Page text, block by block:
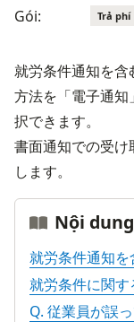
Gói: Trả phí
就労条件通知を含
方法を「電子通
択できます。
書面通知での受
します。
Nội
就労条件通知
就労条件に関
Q. 従業員が誤